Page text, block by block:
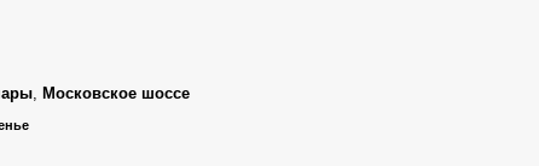
, Московское шоссе